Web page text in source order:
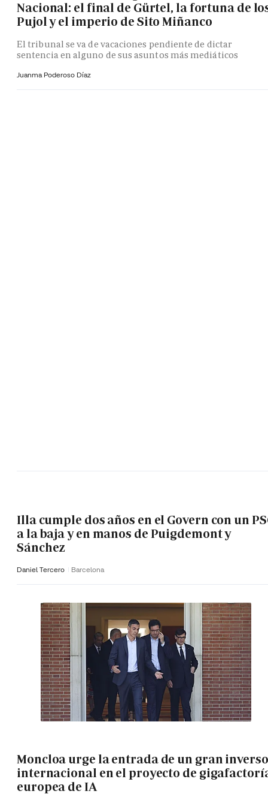
Nacional: el final de Gürtel, la fortuna de
Pujol y el imperio de Sito Miñanco
El tribunal se va de vacaciones pendiente de dictar
sentencia en alguno de sus asuntos más mediáticos
Juanma Poderoso Díaz
Illa cumple dos años en el Govern con un
a la baja y en manos de Puigdemont y
Sánchez
Daniel Tercero Barcelona
Moncloa urge la entrada de un gran
internacional en el proyecto de
europea de IA